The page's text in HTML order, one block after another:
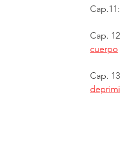
Cap.11:
Cap.
cuerpo
Cap.